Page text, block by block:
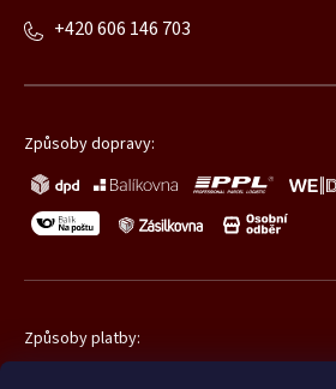
+420 606 146 703
Způsoby dopravy:
Způsoby platby: